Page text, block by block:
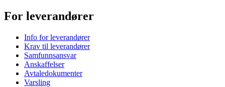
For leverandører
Info for leverandører
Krav til leverandører
Samfunnsansvar
Anskaffelser
Avtaledokumenter
Varsling